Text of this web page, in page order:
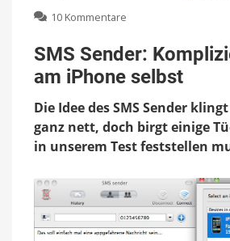
10 Kommentare
Sender:
Komplizierter
als
iPhone
selbst
SMS Sender:
am iPhone selbst
Die Idee des SMS Sender
ganz nett, doch birgt einige
in unserem Test feststellen